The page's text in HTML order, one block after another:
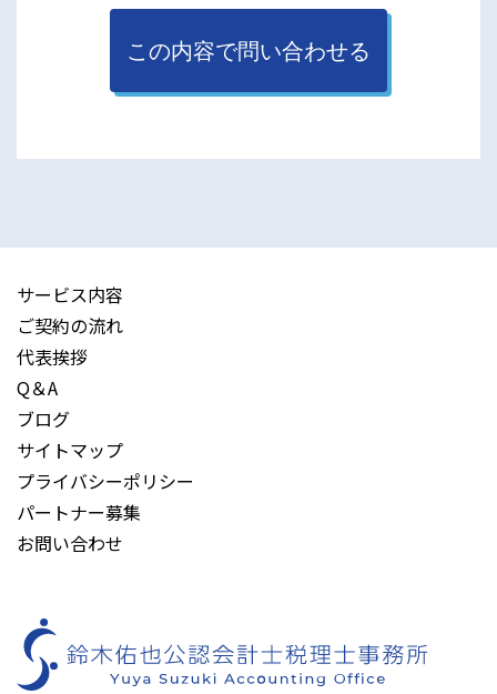
サービス内容
ご契約の流れ
代表挨拶
Q＆A
ブログ
サイトマップ
プライバシーポリシー
パートナー募集
お問い合わせ